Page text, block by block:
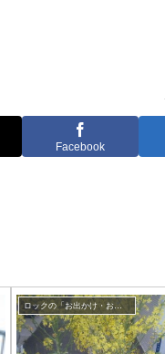
Facebook
ロックの「お出かけ・お散歩」